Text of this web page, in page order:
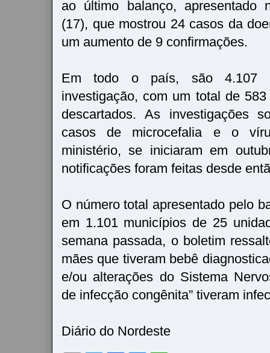
ao último balanço, apresentado
(17), que mostrou 24 casos da
um aumento de 9 confirmações.
Em todo o país, são 4.107
investigação, com um total de
descartados. As investigações
casos de microcefalia e o
ministério, se iniciaram em
notificações foram feitas desde
O número total apresentado pelo
em 1.101 municípios de 25
semana passada, o boletim
mães que tiveram bebê
e/ou alterações do Sistema
de infecção congênita” tiveram
Diário do Nordeste